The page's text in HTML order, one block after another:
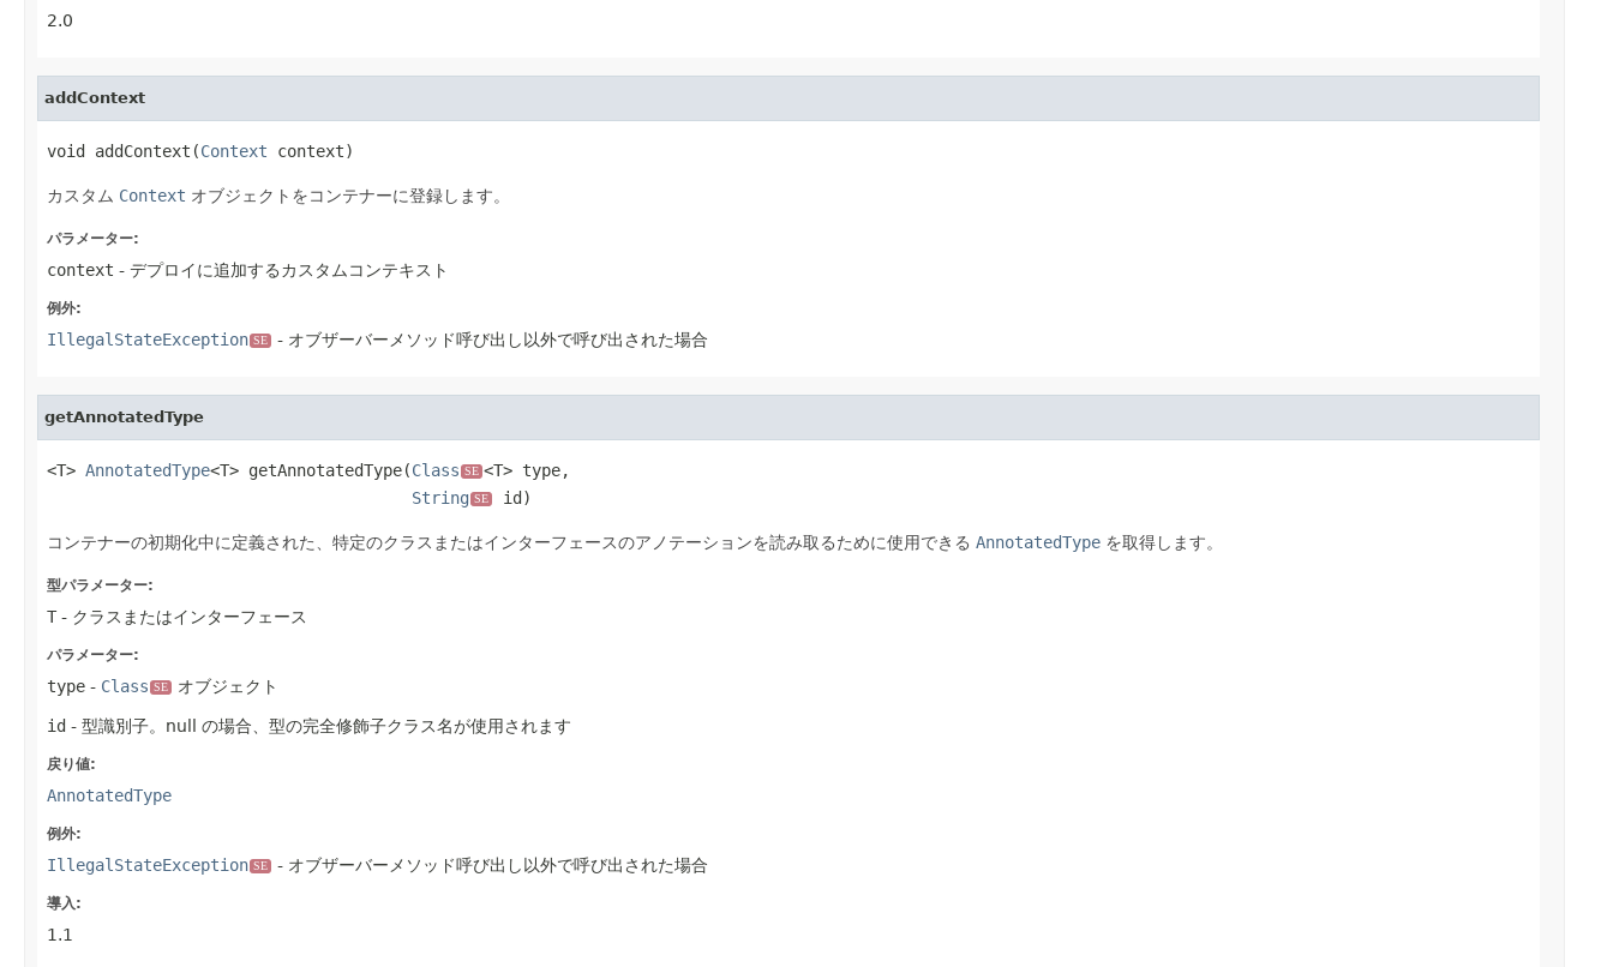
2.0
addContext
void addContext(Context context)
カスタム Context オブジェクトをコンテナーに登録します。
パラメーター:
context - デプロイに追加するカスタムコンテキスト
例外:
IllegalStateException SE - オブザーバーメソッド呼び出し以外で呼び出された場合
getAnnotatedType
<T> AnnotatedType<T> getAnnotatedType(Class SE <T> type,
String SE id)
コンテナーの初期化中に定義された、特定のクラスまたはインターフェースのアノテーションを読み取るために使用できる AnnotatedType を取得します。
型パラメーター:
T - クラスまたはインターフェース
パラメーター:
type - Class SE オブジェクト
id - 型識別子。null の場合、型の完全修飾子クラス名が使用されます
戻り値:
AnnotatedType
例外:
IllegalStateException SE - オブザーバーメソッド呼び出し以外で呼び出された場合
導入:
1.1